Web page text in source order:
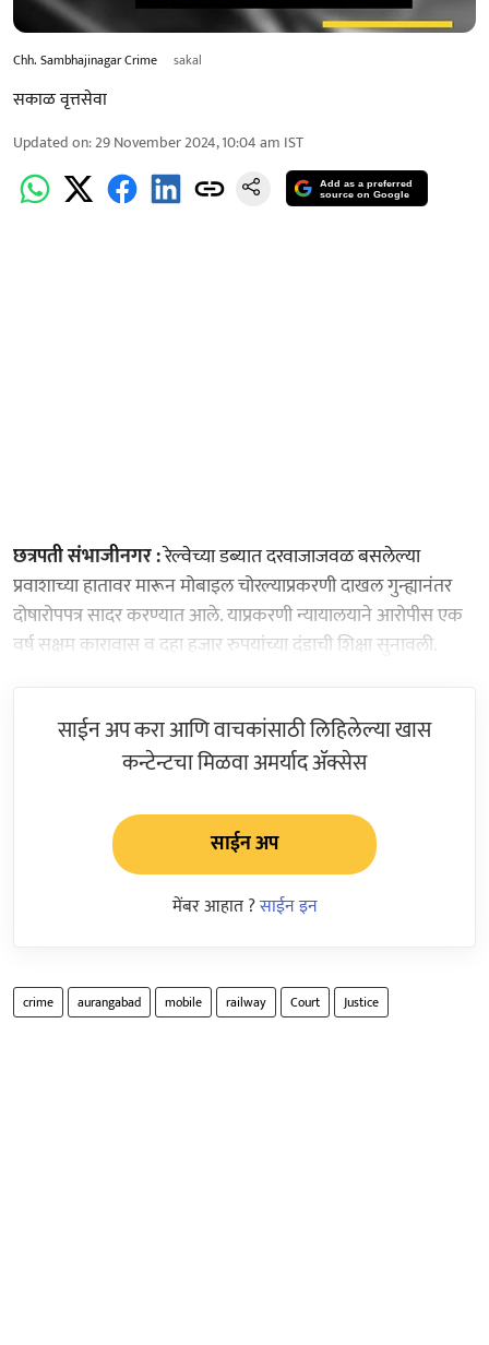
Chh. Sambhajinagar Crime sakal
सकाळ वृत्तसेवा
Updated on:29 November 2024, 10:04 am IST
Add as a preferred
source on Google
छत्रपती संभाजीनगर :रेल्वेच्या डब्यात दरवाजाजवळ बसलेल्या
प्रवाशाच्या हातावर मारून मोबाइल चोरल्याप्रकरणी दाखल गुन्ह्यानंतर
दोषारोपपत्र सादर करण्यात आले. याप्रकरणी न्यायालयाने आरोपीस एक
वर्ष सक्षम कारावास व दहा हजार रुपयांच्या दंडाची शिक्षा सुनावली.
साईन अप करा आणि वाचकांसाठी लिहिलेल्या खास
कन्टेन्टचा मिळवा अमर्याद ॲक्सेस
साईन अप
मेंबर आहात ?साईन इन
crime aurangabad mobile railway Court Justice